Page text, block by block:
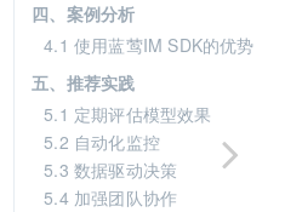
四、案例分析
4.1 使用蓝莺IM SDK的优势
五、推荐实践
5.1 定期评估模型效果
5.2 自动化监控
5.3 数据驱动决策
5.4 加强团队协作